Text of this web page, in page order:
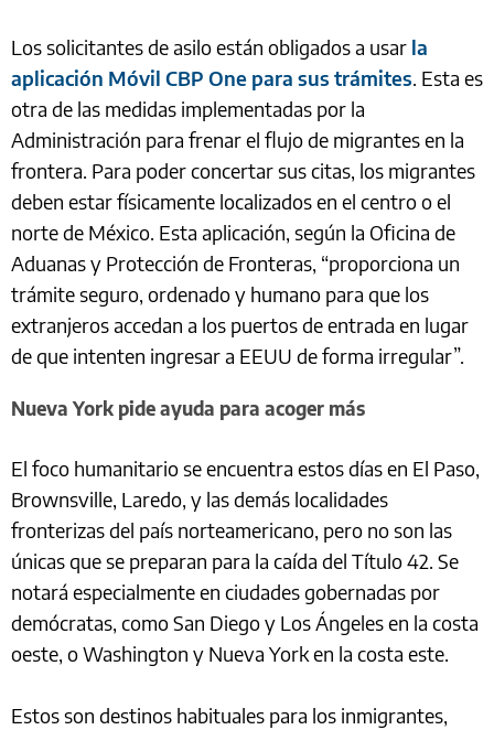
Los solicitantes de asilo están obligados a usar la
aplicación Móvil CBP One para sus trámites. Esta es
otra de las medidas implementadas por la
Administración para frenar el flujo de migrantes en la
frontera. Para poder concertar sus citas, los migrantes
deben estar físicamente localizados en el centro o el
norte de México. Esta aplicación, según la Oficina de
Aduanas y Protección de Fronteras, “proporciona un
trámite seguro, ordenado y humano para que los
extranjeros accedan a los puertos de entrada en lugar
de que intenten ingresar a EEUU de forma irregular”.
Nueva York pide ayuda para acoger más
El foco humanitario se encuentra estos días en El Paso,
Brownsville, Laredo, y las demás localidades
fronterizas del país norteamericano, pero no son las
únicas que se preparan para la caída del Título 42. Se
notará especialmente en ciudades gobernadas por
demócratas, como San Diego y Los Ángeles en la costa
oeste, o Washington y Nueva York en la costa este.
Estos son destinos habituales para los inmigrantes,